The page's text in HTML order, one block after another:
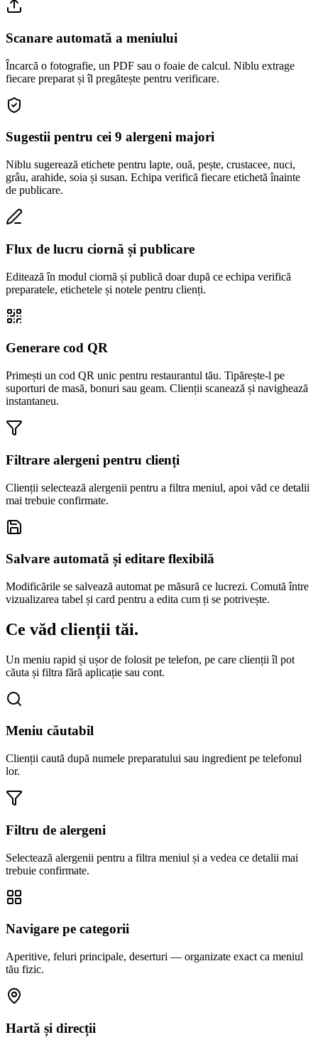
Scanare automată a meniului
Încarcă o fotografie, un PDF sau o foaie de calcul. Niblu extrage
fiecare preparat și îl pregătește pentru verificare.
Sugestii pentru cei 9 alergeni majori
Niblu sugerează etichete pentru lapte, ouă, pește, crustacee, nuci,
grâu, arahide, soia și susan. Echipa verifică fiecare etichetă înainte
de publicare.
Flux de lucru ciornă și publicare
Editează în modul ciornă și publică doar după ce echipa verifică
preparatele, etichetele și notele pentru clienți.
Generare cod QR
Primești un cod QR unic pentru restaurantul tău. Tipărește-l pe
suporturi de masă, bonuri sau geam. Clienții scanează și navighează
instantaneu.
Filtrare alergeni pentru clienți
Clienții selectează alergenii pentru a filtra meniul, apoi văd ce detalii
mai trebuie confirmate.
Salvare automată și editare flexibilă
Modificările se salvează automat pe măsură ce lucrezi. Comută între
vizualizarea tabel și card pentru a edita cum ți se potrivește.
Ce văd clienții tăi.
Un meniu rapid și ușor de folosit pe telefon, pe care clienții îl pot
căuta și filtra fără aplicație sau cont.
Meniu căutabil
Clienții caută după numele preparatului sau ingredient pe telefonul
lor.
Filtru de alergeni
Selectează alergenii pentru a filtra meniul și a vedea ce detalii mai
trebuie confirmate.
Navigare pe categorii
Aperitive, feluri principale, deserturi — organizate exact ca meniul
tău fizic.
Hartă și direcții